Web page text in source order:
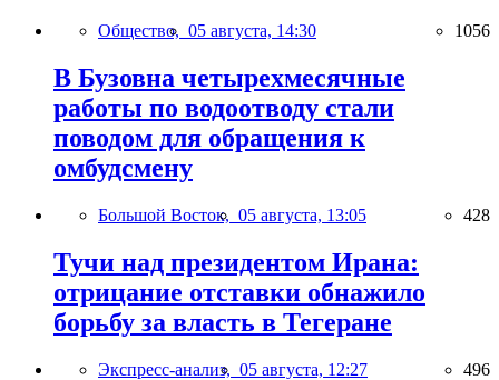
Общество, 05 августа, 14:30 1056
В Бузовна четырехмесячные
работы по водоотводу стали
поводом для обращения к
омбудсмену
Большой Восток, 05 августа, 13:05 428
Тучи над президентом Ирана:
отрицание отставки обнажило
борьбу за власть в Тегеране
Экспресс-анализ, 05 августа, 12:27 496